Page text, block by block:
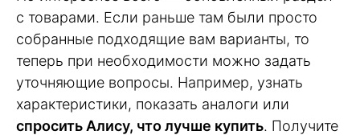
с товарами. Если раньше там были просто
собранные подходящие вам варианты, то
теперь при необходимости можно задать
уточняющие вопросы. Например, узнать
характеристики, показать аналоги или
спросить Алису, что лучше купить. Получите